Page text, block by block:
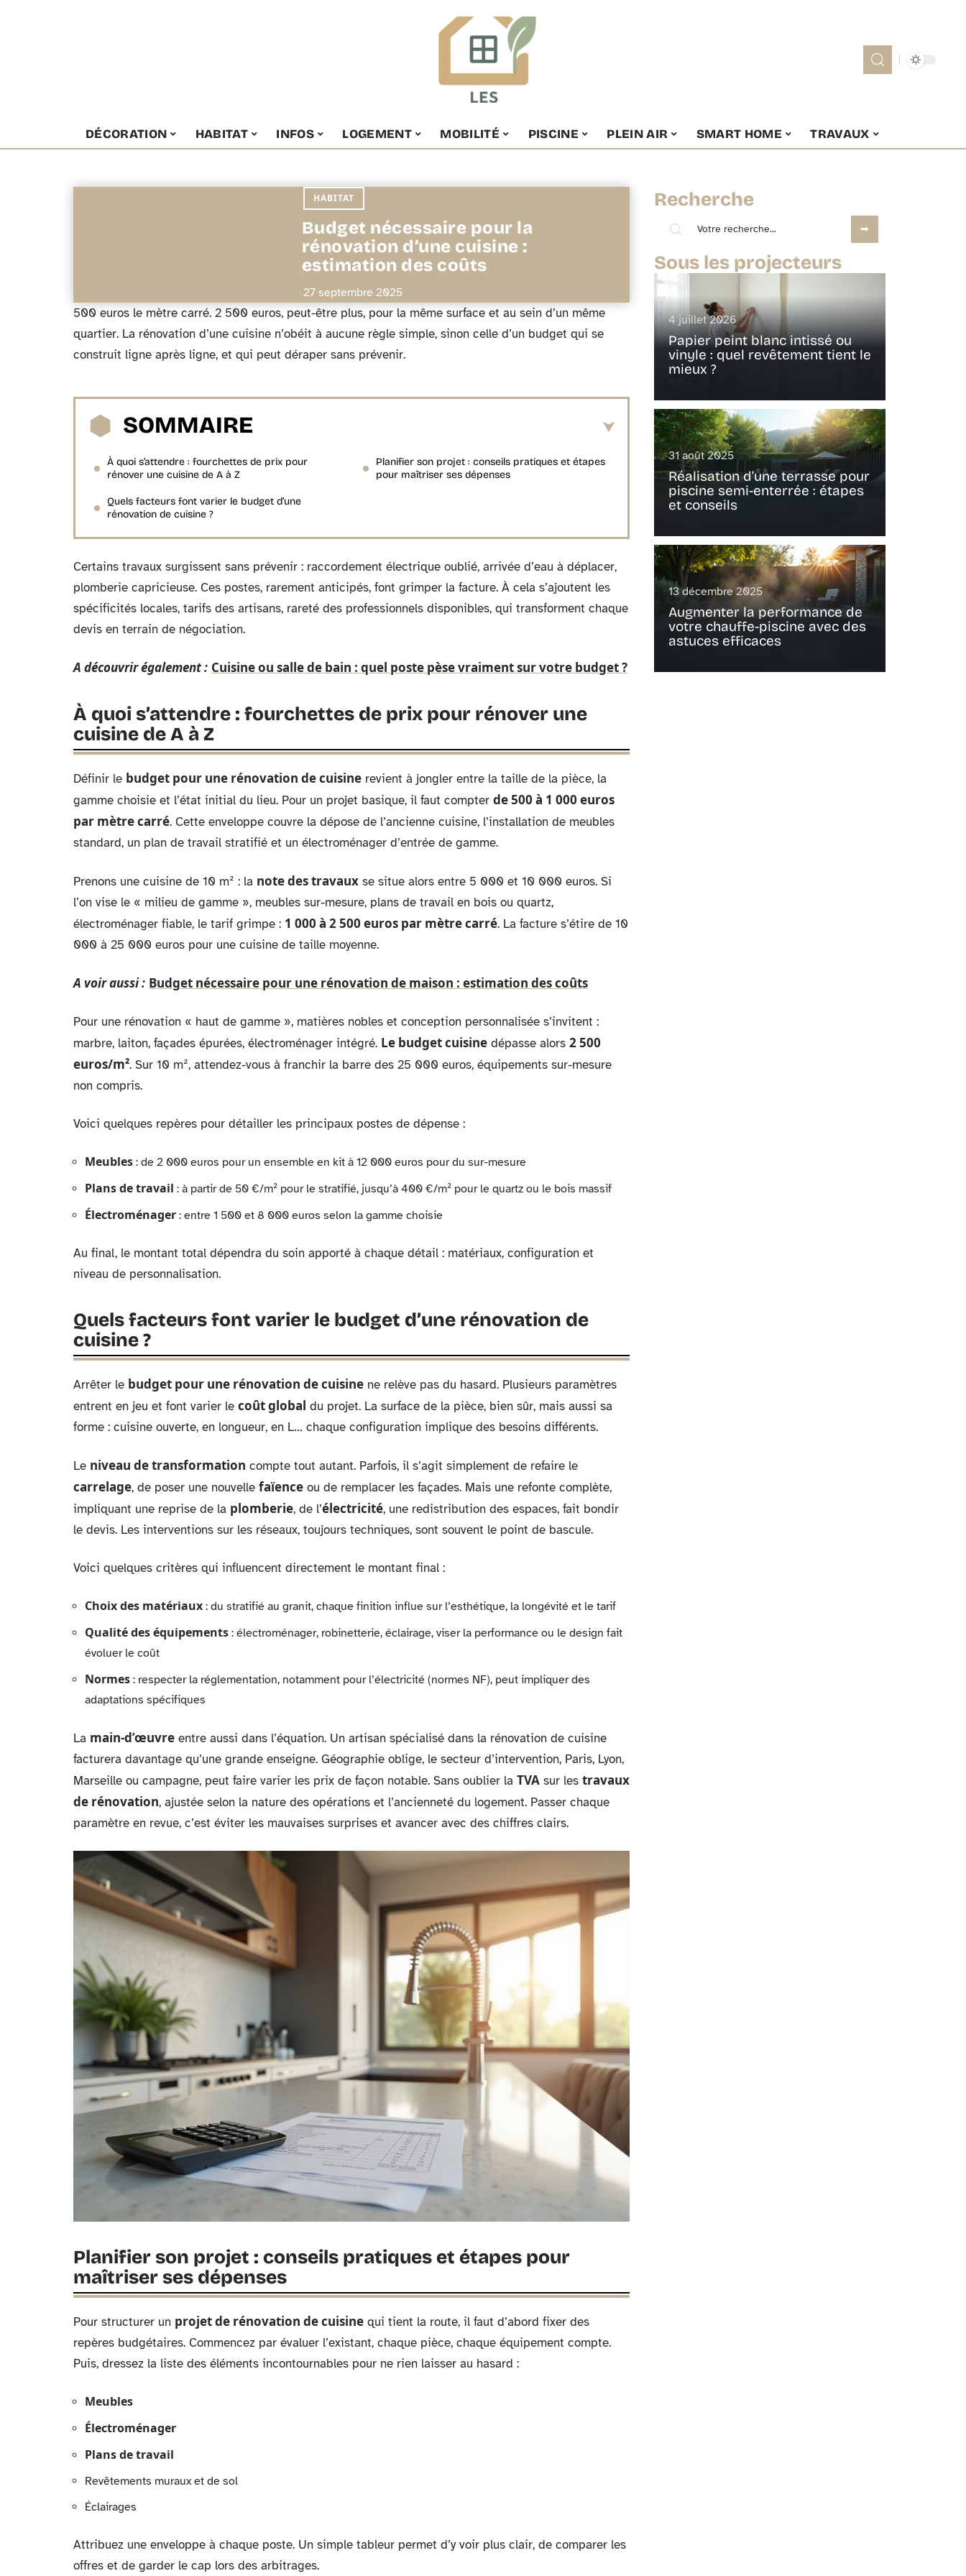
DÉCORATION HABITAT INFOS LOGEMENT MOBILITÉ PISCINE PLEIN AIR SMART HOME TRAVAUX
HABITAT
Budget nécessaire pour la
rénovation d’une cuisine :
estimation des coûts
27 septembre 2025
500 euros le mètre carré. 2 500 euros, peut-être plus, pour la même surface et au sein d’un même
quartier. La rénovation d’une cuisine n’obéit à aucune règle simple, sinon celle d’un budget qui se
construit ligne après ligne, et qui peut déraper sans prévenir.
SOMMAIRE
À quoi s’attendre : fourchettes de prix pour
rénover une cuisine de A à Z
Quels facteurs font varier le budget d’une
rénovation de cuisine ?
Planifier son projet : conseils pratiques et étapes
pour maîtriser ses dépenses
Certains travaux surgissent sans prévenir : raccordement électrique oublié, arrivée d’eau à déplacer,
plomberie capricieuse. Ces postes, rarement anticipés, font grimper la facture. À cela s’ajoutent les
spécificités locales, tarifs des artisans, rareté des professionnels disponibles, qui transforment chaque
devis en terrain de négociation.
A découvrir également : Cuisine ou salle de bain : quel poste pèse vraiment sur votre budget ?
À quoi s’attendre : fourchettes de prix pour rénover une
cuisine de A à Z
Définir le budget pour une rénovation de cuisine revient à jongler entre la taille de la pièce, la
gamme choisie et l’état initial du lieu. Pour un projet basique, il faut compter de 500 à 1 000 euros
par mètre carré. Cette enveloppe couvre la dépose de l’ancienne cuisine, l’installation de meubles
standard, un plan de travail stratifié et un électroménager d’entrée de gamme.
Prenons une cuisine de 10 m² : la note des travaux se situe alors entre 5 000 et 10 000 euros. Si
l’on vise le « milieu de gamme », meubles sur-mesure, plans de travail en bois ou quartz,
électroménager fiable, le tarif grimpe : 1 000 à 2 500 euros par mètre carré. La facture s’étire de 10
000 à 25 000 euros pour une cuisine de taille moyenne.
A voir aussi : Budget nécessaire pour une rénovation de maison : estimation des coûts
Pour une rénovation « haut de gamme », matières nobles et conception personnalisée s’invitent :
marbre, laiton, façades épurées, électroménager intégré. Le budget cuisine dépasse alors 2 500
euros/m². Sur 10 m², attendez-vous à franchir la barre des 25 000 euros, équipements sur-mesure
non compris.
Voici quelques repères pour détailler les principaux postes de dépense :
Meubles : de 2 000 euros pour un ensemble en kit à 12 000 euros pour du sur-mesure
Plans de travail : à partir de 50 €/m² pour le stratifié, jusqu’à 400 €/m² pour le quartz ou le bois massif
Électroménager : entre 1 500 et 8 000 euros selon la gamme choisie
Au final, le montant total dépendra du soin apporté à chaque détail : matériaux, configuration et
niveau de personnalisation.
Quels facteurs font varier le budget d’une rénovation de
cuisine ?
Arrêter le budget pour une rénovation de cuisine ne relève pas du hasard. Plusieurs paramètres
entrent en jeu et font varier le coût global du projet. La surface de la pièce, bien sûr, mais aussi sa
forme : cuisine ouverte, en longueur, en L… chaque configuration implique des besoins différents.
Le niveau de transformation compte tout autant. Parfois, il s’agit simplement de refaire le
carrelage, de poser une nouvelle faïence ou de remplacer les façades. Mais une refonte complète,
impliquant une reprise de la plomberie, de l’électricité, une redistribution des espaces, fait bondir
le devis. Les interventions sur les réseaux, toujours techniques, sont souvent le point de bascule.
Voici quelques critères qui influencent directement le montant final :
Choix des matériaux : du stratifié au granit, chaque finition influe sur l’esthétique, la longévité et le tarif
Qualité des équipements : électroménager, robinetterie, éclairage, viser la performance ou le design fait
évoluer le coût
Normes : respecter la réglementation, notamment pour l’électricité (normes NF), peut impliquer des
adaptations spécifiques
La main-d’œuvre entre aussi dans l’équation. Un artisan spécialisé dans la rénovation de cuisine
facturera davantage qu’une grande enseigne. Géographie oblige, le secteur d’intervention, Paris, Lyon,
Marseille ou campagne, peut faire varier les prix de façon notable. Sans oublier la TVA sur les travaux
de rénovation, ajustée selon la nature des opérations et l’ancienneté du logement. Passer chaque
paramètre en revue, c’est éviter les mauvaises surprises et avancer avec des chiffres clairs.
Planifier son projet : conseils pratiques et étapes pour
maîtriser ses dépenses
Pour structurer un projet de rénovation de cuisine qui tient la route, il faut d’abord fixer des
repères budgétaires. Commencez par évaluer l’existant, chaque pièce, chaque équipement compte.
Puis, dressez la liste des éléments incontournables pour ne rien laisser au hasard :
Meubles
Électroménager
Plans de travail
Revêtements muraux et de sol
Éclairages
Attribuez une enveloppe à chaque poste. Un simple tableur permet d’y voir plus clair, de comparer les
offres et de garder le cap lors des arbitrages.
Recherche
Sous les projecteurs
4 juillet 2026
Papier peint blanc intissé ou
vinyle : quel revêtement tient le
mieux ?
31 août 2025
Réalisation d’une terrasse pour
piscine semi-enterrée : étapes
et conseils
13 décembre 2025
Augmenter la performance de
votre chauffe-piscine avec des
astuces efficaces